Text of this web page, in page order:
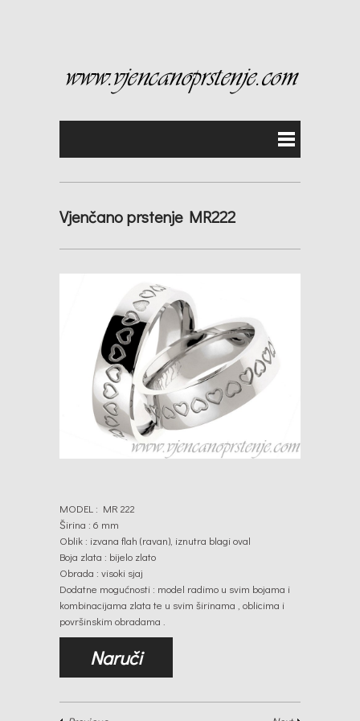
Vjenčano prstenje MR222
MODEL : MR 222
Širina : 6 mm
Oblik : izvana flah (ravan), iznutra blagi oval
Boja zlata : bijelo zlato
Obrada : visoki sjaj
Dodatne mogućnosti : model radimo u svim bojama i
kombinacijama zlata te u svim širinama , oblicima i
površinskim obradama .
Naruči